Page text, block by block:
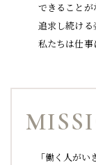
できることが
追求し続ける
私たちは仕事
「働く人が